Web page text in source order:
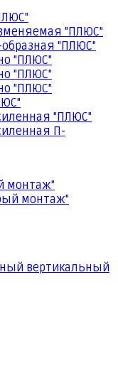
"ПЛЮС"
"ПЛЮС"
"ПЛЮС"
"ПЛЮС"
"ПЛЮС"
"ПЛЮС"
П-
монтаж"
монтаж"
вертикальный